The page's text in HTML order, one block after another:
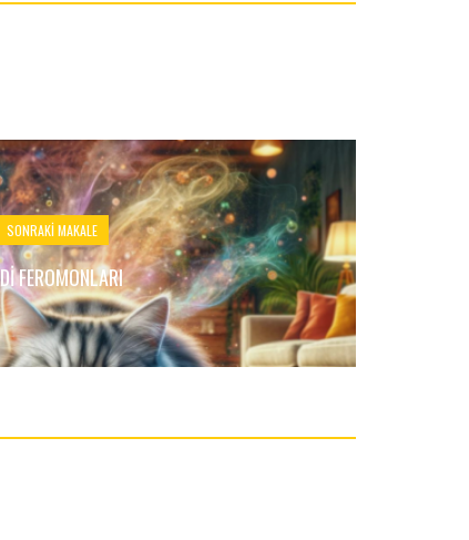
SONRAKI MAKALE
FEROMONLARI